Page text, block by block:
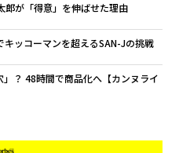
郎が「得意」を伸ばせた理由
ッコーマンを超えるSAN-Jの挑戦
？ 48時間で商品化へ【カンヌライ